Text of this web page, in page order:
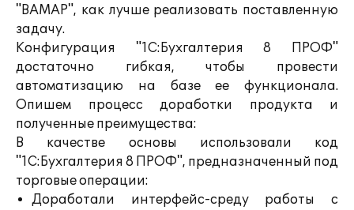
"ВАМАР", как лучше реализовать поставленную
задачу.
Конфигурация "1С:Бухгалтерия 8 ПРОФ"
достаточно гибкая, чтобы провести
автоматизацию на базе ее функционала.
Опишем процесс доработки продукта и
полученные преимущества:
В качестве основы использовали код
"1С:Бухгалтерия 8 ПРОФ", предназначенный под
торговые операции:
Доработали интерфейс-среду работы с